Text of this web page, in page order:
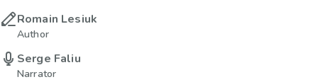
Romain Lesiuk
Author
Serge Faliu
Narrator